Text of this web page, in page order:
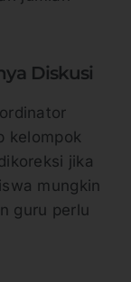
Diskusi
kelompok
jika
mungkin
guru perlu